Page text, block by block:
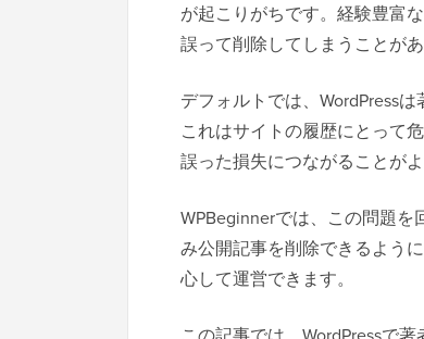
が起こりがちです。経験豊富
誤って削除してしまうことが
デフォルトでは、WordPress
これはサイトの履歴にとって
誤った損失につながることがよ
WPBeginnerでは、この問題
み公開記事を削除できるよう
心して運営できます。